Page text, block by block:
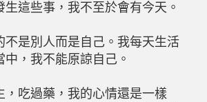
生這些事，我不至於會有今天。
是別人而是自己。我每天生活
，我不能原諒自己。
吃過藥，我的心情還是一樣